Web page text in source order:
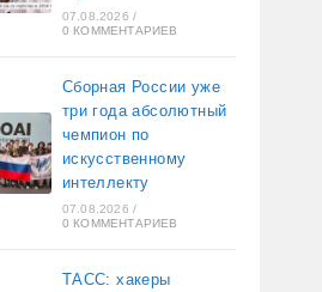
07.08.2026 /
0 КОММЕНТАРИЕВ
Сборная России уже
три года абсолютный
чемпион по
искусственному
интеллекту
07.08.2026 /
0 КОММЕНТАРИЕВ
ТАСС: хакеры